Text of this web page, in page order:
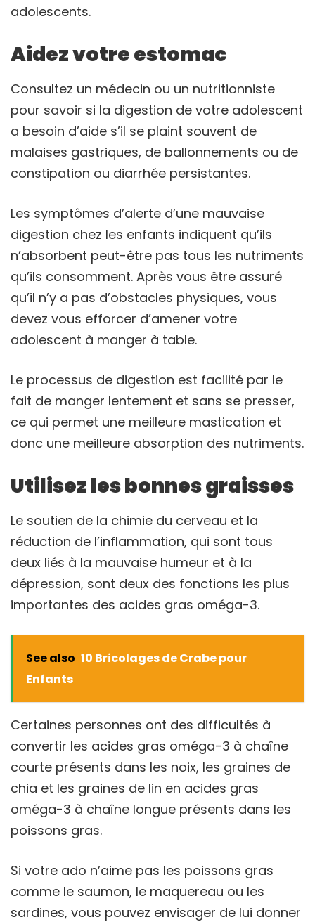
adolescents.
Aidez votre estomac
Consultez un médecin ou un nutritionniste
pour savoir si la digestion de votre adolescent
a besoin d’aide s’il se plaint souvent de
malaises gastriques, de ballonnements ou de
constipation ou diarrhée persistantes.
Les symptômes d’alerte d’une mauvaise
digestion chez les enfants indiquent qu’ils
n’absorbent peut-être pas tous les nutriments
qu’ils consomment. Après vous être assuré
qu’il n’y a pas d’obstacles physiques, vous
devez vous efforcer d’amener votre
adolescent à manger à table.
Le processus de digestion est facilité par le
fait de manger lentement et sans se presser,
ce qui permet une meilleure mastication et
donc une meilleure absorption des nutriments.
Utilisez les bonnes graisses
Le soutien de la chimie du cerveau et la
réduction de l’inflammation, qui sont tous
deux liés à la mauvaise humeur et à la
dépression, sont deux des fonctions les plus
importantes des acides gras oméga-3.
See also 10 Bricolages de Crabe pour
Enfants
Certaines personnes ont des difficultés à
convertir les acides gras oméga-3 à chaîne
courte présents dans les noix, les graines de
chia et les graines de lin en acides gras
oméga-3 à chaîne longue présents dans les
poissons gras.
Si votre ado n’aime pas les poissons gras
comme le saumon, le maquereau ou les
sardines, vous pouvez envisager de lui donner